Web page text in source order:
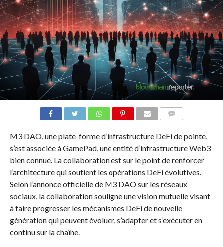
M3 DAO, une plate-forme d’infrastructure DeFi de pointe,
s’est associée à GamePad, une entité d’infrastructure Web3
bien connue. La collaboration est sur le point de renforcer
l’architecture qui soutient les opérations DeFi évolutives.
Selon l’annonce officielle de M3 DAO sur les réseaux
sociaux, la collaboration souligne une vision mutuelle visant
à faire progresser les mécanismes DeFi de nouvelle
génération qui peuvent évoluer, s’adapter et s’exécuter en
continu sur la chaîne.